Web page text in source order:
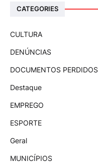
CATEGORIES
CULTURA
DENÚNCIAS
DOCUMENTOS PERDIDOS
Destaque
EMPREGO
ESPORTE
Geral
MUNICÍPIOS